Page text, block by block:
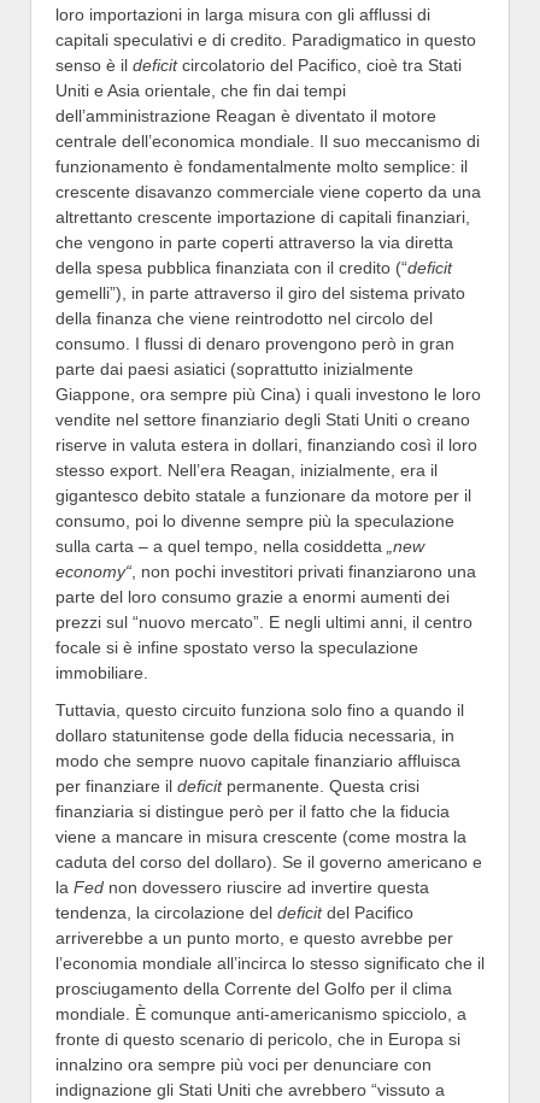
loro importazioni in larga misura con gli afflussi di
capitali speculativi e di credito. Paradigmatico in questo
senso è il deficitcircolatorio del Pacifico, cioè tra Stati
Uniti e Asia orientale, che fin dai tempi
dell’amministrazione Reagan è diventato il motore
centrale dell’economica mondiale. Il suo meccanismo di
funzionamento è fondamentalmente molto semplice: il
crescente disavanzo commerciale viene coperto da una
altrettanto crescente importazione di capitali finanziari,
che vengono in parte coperti attraverso la via diretta
della spesa pubblica finanziata con il credito (“deficit
gemelli”), in parte attraverso il giro del sistema privato
della finanza che viene reintrodotto nel circolo del
consumo. I flussi di denaro provengono però in gran
parte dai paesi asiatici (soprattutto inizialmente
Giappone, ora sempre più Cina) i quali investono le loro
vendite nel settore finanziario degli Stati Uniti o creano
riserve in valuta estera in dollari, finanziando così il loro
stesso export. Nell’era Reagan, inizialmente, era il
gigantesco debito statale a funzionare da motore per il
consumo, poi lo divenne sempre più la speculazione
sulla carta – a quel tempo, nella cosiddetta „new
economy“ , non pochi investitori privati finanziarono una
parte del loro consumo grazie a enormi aumenti dei
prezzi sul “nuovo mercato”. E negli ultimi anni, il centro
focale si è infine spostato verso la speculazione
immobiliare.
Tuttavia, questo circuito funziona solo fino a quando il
dollaro statunitense gode della fiducia necessaria, in
modo che sempre nuovo capitale finanziario affluisca
per finanziare il deficit permanente. Questa crisi
finanziaria si distingue però per il fatto che la fiducia
viene a mancare in misura crescente (come mostra la
caduta del corso del dollaro). Se il governo americano e
la Fed non dovessero riuscire ad invertire questa
tendenza, la circolazione del deficitdel Pacifico
arriverebbe a un punto morto, e questo avrebbe per
l’economia mondiale all’incirca lo stesso significato che il
prosciugamento della Corrente del Golfo per il clima
mondiale. È comunque anti-americanismo spicciolo, a
fronte di questo scenario di pericolo, che in Europa si
innalzino ora sempre più voci per denunciare con
indignazione gli Stati Uniti che avrebbero “vissuto a